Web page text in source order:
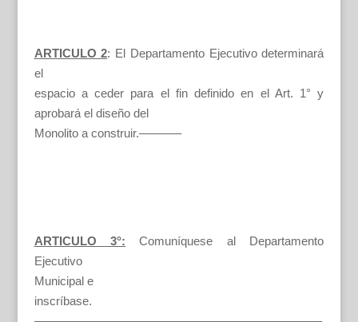
ARTICULO 2: El Departamento Ejecutivo determinará
el
espacio a ceder para el fin definido en el Art. 1° y
aprobará el diseño del
Monolito a construir.———–
ARTICULO 3°: Comuníquese al Departamento
Ejecutivo
Municipal e
inscríbase.